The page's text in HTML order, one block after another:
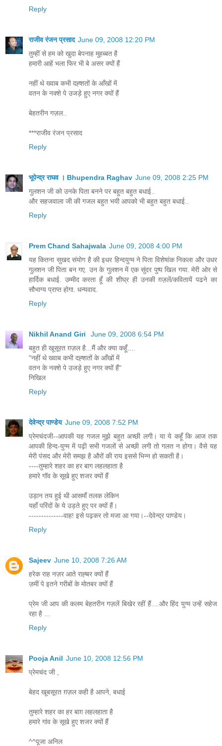
Reply
राजीव रंजन प्रसाद June 09, 2008 12:20 PM
तुम्हीं से हम को खुदा बेपनाह मुहब्बत है
हमारी आहें भला फिर भी बे असर क्यों हैं
नहीं थे ख्वाब कभी दह्शतों के आँखों में
वतन के नक्शे पे उजड़े हुए नगर क्यों हैं
बेहतरीन गज़ल..
***राजीव रंजन प्रसाद
Reply
भूपेन्द्र राघव । Bhupendra Raghav June 09, 2008 2:25 PM
गुलशन जी को उनके पिता बनने पर बहुत बहुत बधाई..
और सहजवाला जी की गजल बहुत भयी आपको भी बहुत बहुत बधाई..
Reply
Prem Chand Sahajwala June 09, 2008 4:00 PM
यह कितना सुखद संयोग है की इधर हिन्दयुग्म ने पिता विशेषांक निकला और उधर
गुलशन जी पिता बन गए. उन के गुलशन में एक सुंदर पुष्प खिल गया. मेरी ओर से
हार्दिक बधाई. उम्मीद करता हूँ की शीघ्र ही उनकी ग़ज़लें/कवितायें पढने का
सौभाग्य प्राप्त होगा. धन्यवाद.
Reply
Nikhil Anand Giri
June 09, 2008 6:54 PM
बहुत ही खूसूरत ग़ज़ल है...मैं और क्या कहूँ....
"नहीं थे ख्वाब कभी दह्शतों के आँखों में
वतन के नक्शे पे उजड़े हुए नगर क्यों हैं"
निखिल
Reply
देवेन्द्र पाण्डेय June 09, 2008 7:52 PM
प्रेमचंदजी--आपकी यह गजल मुझे बहुत अच्छी लगी। या ये कहूँ कि आज तक
आपकी हिन्द-युग्म में पढ़ी सभी गजलों से अच्छी लगी तो गलत न होगा। वैसे यह
मेरी पंसद और मेरी समझ है औरों की राय इससे भिन्न हो सकती है।
----तुम्हारे शहर का हर बाग लहलहाता है
हमारे गॉव के सूखे हुए शजर क्यों हैं
उड़ान तय हुई थी आसमाँ तलक लेकिन
यहाँ परिंदों के ये उड़ते हुए पर क्यों हैं।
--------------वाह! इसे पढ़कर तो मजा आ गया।--देवेन्द्र पाण्डेय।
Reply
Sajeev June 10, 2008 7:26 AM
हरेक राह नज़र आते राह्बर क्यों हैं
ज़मीं पे इतने गरीबों के मोतबर क्यों हैं
प्रेम जी आप की कलम बेहतरीन गज़लें बिखेर रहीं हैं....और हिंद युग्म उन्हें सहेज
रहा है ...
Reply
Pooja Anil June 10, 2008 12:56 PM
प्रेमचंद जी ,
बेहद खूबसूरत ग़ज़ल कही है आपने, बधाई
तुम्हारे शहर का हर बाग़ लहलहाता है
हमारे गांव के सूखे हुए शजर क्यों हैं
^^पूजा अनिल